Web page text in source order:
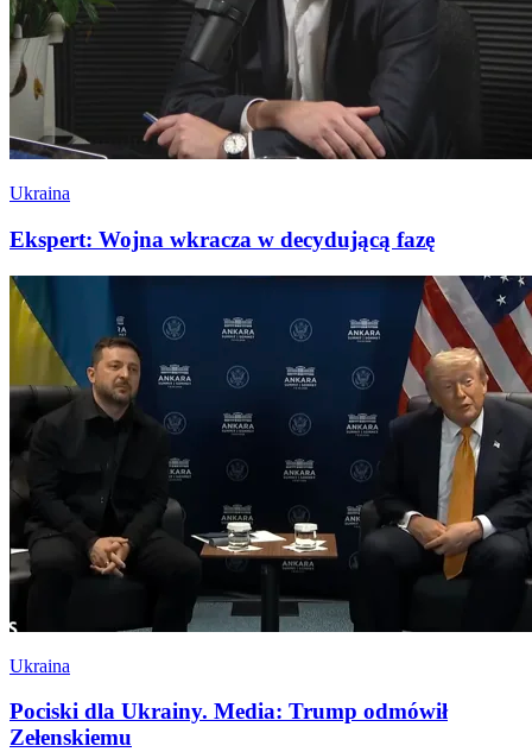
Ukraina
Ekspert: Wojna wkracza w decydującą fazę
Ukraina
Pociski dla Ukrainy. Media: Trump odmówił
Zełenskiemu